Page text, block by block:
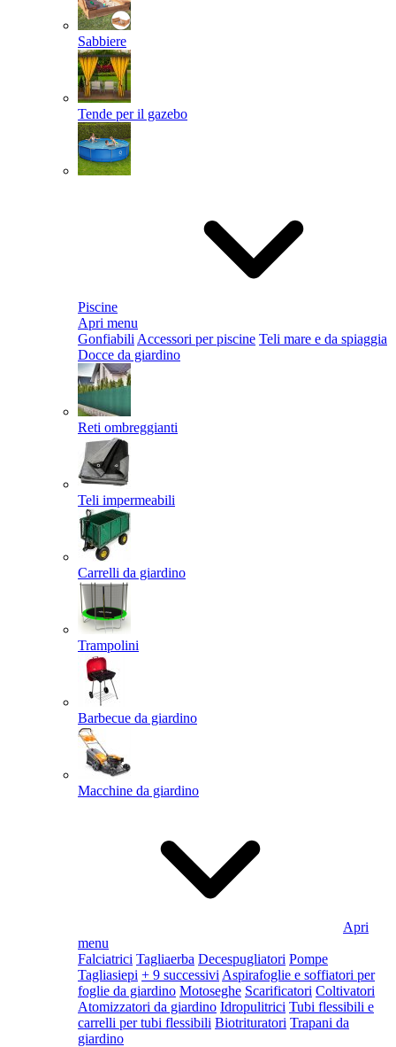
Sabbiere
Tende per il gazebo
Piscine
Apri menu
Gonfiabili Accessori per piscine Teli mare e da spiaggia
Docce da giardino
Reti ombreggianti
Teli impermeabili
Carrelli da giardino
Trampolini
Barbecue da giardino
Macchine da giardino
Apri
menu
Falciatrici Tagliaerba Decespugliatori Pompe
Tagliasiepi + 9 successivi Aspirafoglie e soffiatori per
foglie da giardino Motoseghe Scarificatori Coltivatori
Atomizzatori da giardino Idropulitrici Tubi flessibili e
carrelli per tubi flessibili Biotrituratori Trapani da
giardino